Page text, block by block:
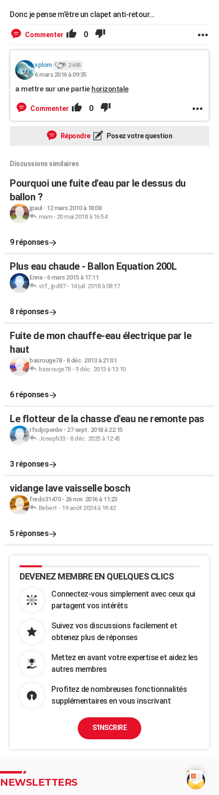
Donc je pense m’être un clapet anti-retour...
Commenter 0
xplom 2 695
6 mars 2016 à 09:35
a mettre sur une partie horizontale
Commenter 0
Répondre Posez votre question
Discussions similaires
Pourquoi une fuite d'eau par le dessus du
ballon ?
jpaul - 12 mars 2010 à 18:08
mam- 20 mai 2018 à 16:54
9 réponses
Plus eau chaude - Ballon Equation 200L
Enna- 6 mars 2015 à 17:11
stf_jpd87- 14 juil. 2018 à 08:17
8 réponses
Fuite de mon chauffe-eau électrique par le
haut
basrouge78- 8 déc. 2013 à 21:01
basrouge78- 9 déc. 2013 à 13:10
6 réponses
Le flotteur de la chasse d'eau ne remonte pas
rfsdjcpenbv- 27 sept. 2018 à 22:15
Joseph33- 8 déc. 2025 à 12:45
3 réponses
vidange lave vaisselle bosch
fredo31470- 26 nov. 2016 à 11:23
Bebert - 19 août 2024 à 19:42
5 réponses
DEVENEZ MEMBRE EN QUELQUES CLICS
Connectez-vous simplement avec ceux qui
partagent vos intérêts
Suivez vos discussions facilement et
obtenez plus de réponses
Mettez en avant votre expertise et aidez les
autres membres
Profitez de nombreuses fonctionnalités
supplémentaires en vous inscrivant
S'INSCRIRE
NEWSLETTERS